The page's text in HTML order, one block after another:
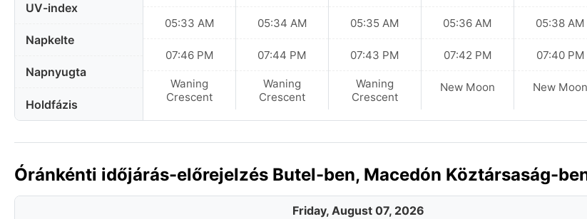
UV-index
Napkelte
Napnyugta
Holdfázis
05:33 AM
07:46 PM
Waning
Crescent
05:34 AM
07:44 PM
Waning
Crescent
05:35 AM
07:43 PM
Waning
Crescent
05:36 AM
07:42 PM
New Moon
05:38 AM
07:40 PM
New Moon
Óránkénti időjárás-előrejelzés Butel-ben, Macedón Köztársaság-
Friday, August 07, 2026